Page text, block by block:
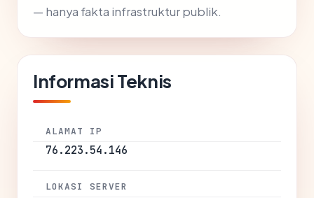
— hanya fakta infrastruktur publik.
Informasi Teknis
ALAMAT IP
76.223.54.146
LOKASI SERVER